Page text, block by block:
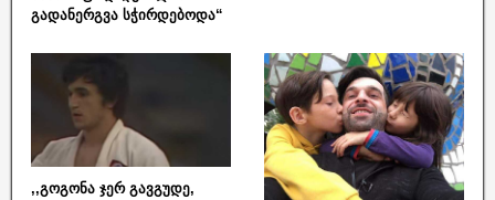
გადანერგვა სჭირდებოდა“
,,გოგონა ჯერ გავგუდე,